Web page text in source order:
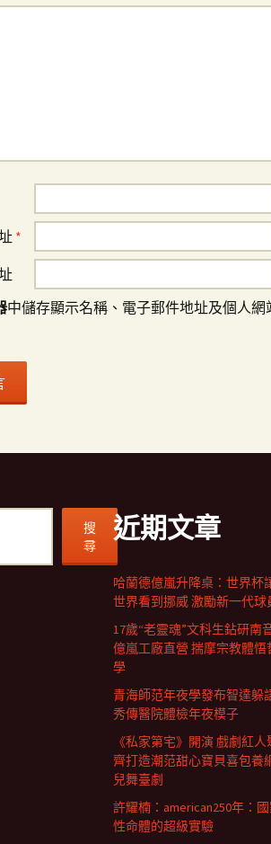
*
中儲存顯示名稱、電子郵件地址及個人
搜
尋
近期文章
哈蘭德億嵐升降桌：世界杯
世界看到挪威 激勵新一代球
17歲“老靈魂”文科生鉆研南
億嵐工廠直營 揣摩宗教體悟
學
青海師范年夜學發布智達躲
秀傳醫院體檢年夜模子
《私家第宅》開演 戲劇紅人
齊打造潮范甜心寶貝喜包養
兒舞臺劇
許耀楠：american250年：
性命體的超級實驗